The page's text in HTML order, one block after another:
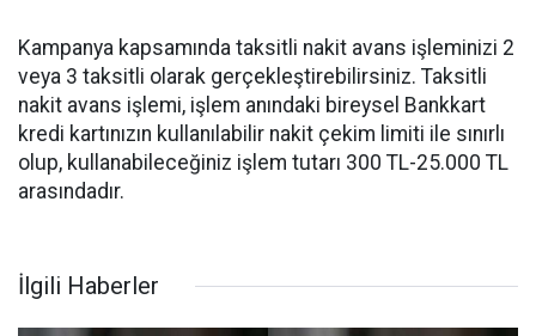
Kampanya kapsamında taksitli nakit avans işleminizi 2
veya 3 taksitli olarak gerçekleştirebilirsiniz. Taksitli
nakit avans işlemi, işlem anındaki bireysel Bankkart
kredi kartınızın kullanılabilir nakit çekim limiti ile sınırlı
olup, kullanabileceğiniz işlem tutarı 300 TL-25.000 TL
arasındadır.
İlgili Haberler